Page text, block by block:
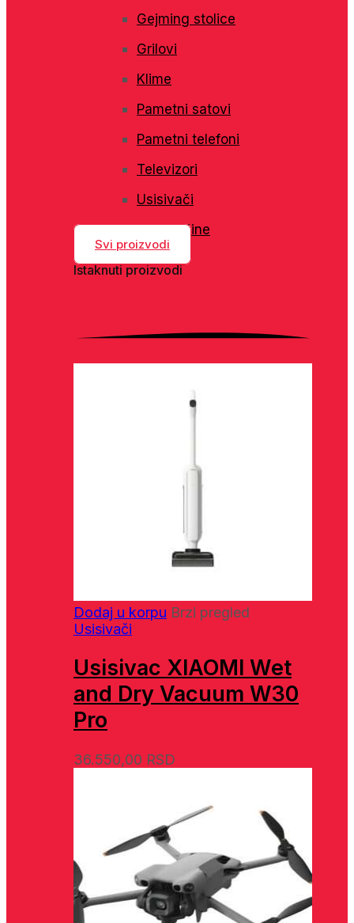
Gejming stolice
Grilovi
Klime
Pametni satovi
Pametni telefoni
Televizori
Usisivači
Veš mašine
Svi proizvodi
Istaknuti proizvodi
Dodaj u korpu Brzi pregled
Usisivači
Usisivac XIAOMI Wet
and Dry Vacuum W30
Pro
36.550,00 RSD